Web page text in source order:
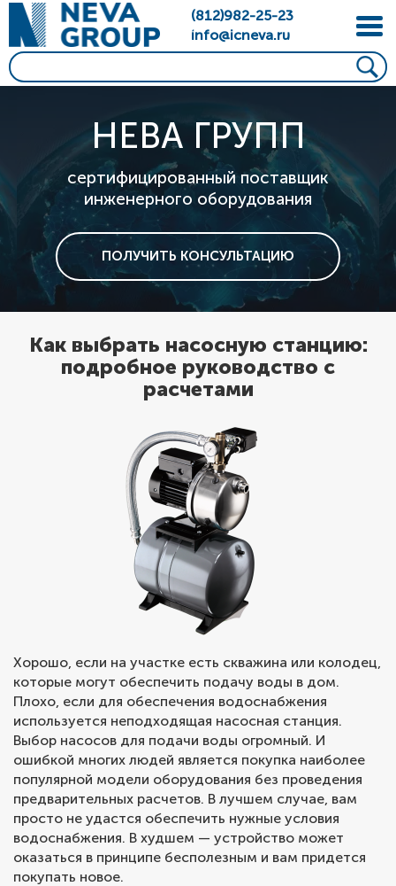
(812)982-25-23
info@icneva.ru
НЕВА ГРУПП
сертифицированный поставщик
инженерного оборудования
ПОЛУЧИТЬ КОНСУЛЬТАЦИЮ
Как выбрать насосную станцию:
подробное руководство с
расчетами
Хорошо, если на участке есть скважина или колодец,
которые могут обеспечить подачу воды в дом.
Плохо, если для обеспечения водоснабжения
используется неподходящая насосная станция.
Выбор насосов для подачи воды огромный. И
ошибкой многих людей является покупка наиболее
популярной модели оборудования без проведения
предварительных расчетов. В лучшем случае, вам
просто не удастся обеспечить нужные условия
водоснабжения. В худшем — устройство может
оказаться в принципе бесполезным и вам придется
покупать новое.